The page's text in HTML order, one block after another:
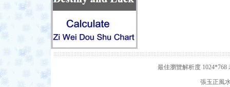
最佳瀏覽解析度
張玉正風